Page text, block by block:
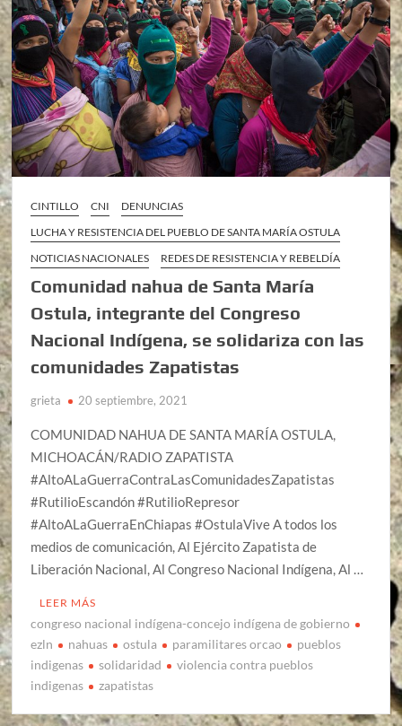
CINTILLO CNI
DENUNCIAS
LUCHA Y RESISTENCIA DEL PUEBLO DE SANTA MARÍA OSTULA
NOTICIAS NACIONALES
REDES DE RESISTENCIA Y REBELDÍA
Comunidad nahua de Santa María
Ostula, integrante del Congreso
Nacional Indígena, se solidariza con las
comunidades Zapatistas
grieta 20 septiembre, 2021
COMUNIDAD NAHUA DE SANTA MARÍA OSTULA,
MICHOACÁN/RADIO ZAPATISTA
#AltoALaGuerraContraLasComunidadesZapatistas
#RutilioEscandón #RutilioRepresor
#AltoALaGuerraEnChiapas #OstulaVive A todos los
medios de comunicación, Al Ejército Zapatista de
Liberación Nacional, Al Congreso Nacional Indígena, Al …
LEER MÁS
congreso nacional indígena-concejo indígena de gobierno
ezln
nahuas ostula paramilitares orcao
pueblos
indigenas
solidaridad
violencia contra pueblos
indigenas
zapatistas